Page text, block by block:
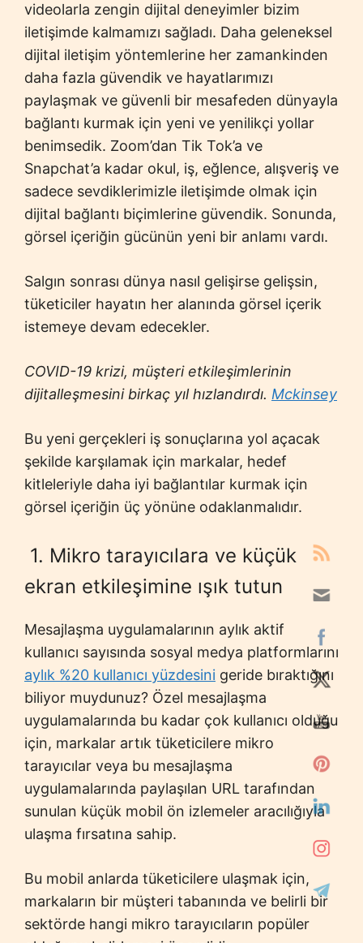
videolarla zengin dijital deneyimler bizim
iletişimde kalmamızı sağladı. Daha geleneksel
dijital iletişim yöntemlerine her zamankinden
daha fazla güvendik ve hayatlarımızı
paylaşmak ve güvenli bir mesafeden dünyayla
bağlantı kurmak için yeni ve yenilikçi yollar
benimsedik. Zoom’dan Tik Tok’a ve
Snapchat’a kadar okul, iş, eğlence, alışveriş ve
sadece sevdiklerimizle iletişimde olmak için
dijital bağlantı biçimlerine güvendik. Sonunda,
görsel içeriğin gücünün yeni bir anlamı vardı.
Salgın sonrası dünya nasıl gelişirse gelişsin,
tüketiciler hayatın her alanında görsel içerik
istemeye devam edecekler.
COVID-19 krizi, müşteri etkileşimlerinin
dijitalleşmesini birkaç yıl hızlandırdı. Mckinsey
Bu yeni gerçekleri iş sonuçlarına yol açacak
şekilde karşılamak için markalar, hedef
kitleleriyle daha iyi bağlantılar kurmak için
görsel içeriğin üç yönüne odaklanmalıdır.
1. Mikro tarayıcılara ve küçük
ekran etkileşimine ışık tutun
Mesajlaşma uygulamalarının aylık aktif
kullanıcı sayısında sosyal medya platformlarını
aylık %20 kullanıcı yüzdesini geride bıraktığını
biliyor muydunuz? Özel mesajlaşma
uygulamalarında bu kadar çok kullanıcı olduğu
için, markalar artık tüketicilere mikro
tarayıcılar veya bu mesajlaşma
uygulamalarında paylaşılan URL tarafından
sunulan küçük mobil ön izlemeler aracılığıyla
ulaşma fırsatına sahip.
Bu mobil anlarda tüketicilere ulaşmak için,
markaların bir müşteri tabanında ve belirli bir
sektörde hangi mikro tarayıcıların popüler